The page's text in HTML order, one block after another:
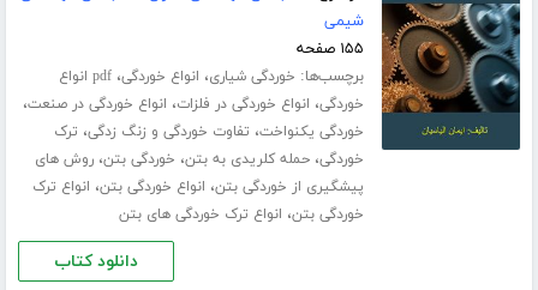
شیمی
۱۵۵ صفحه
برچسب‌ها: خوردگی شیاری، انواع خوردگی،
pdf انواع
خوردگی، انواع خوردگی در فلزات، انواع خوردگی در صنعت،
خوردگی یکنواخت، تفاوت خوردگی و زنگ زدگی، ترک
خوردگی،حمله کلریدی به بتن، خوردگی بتن،روش های
پیشگیری از خوردگی بتن، انواع خوردگی بتن، انواع ترک
خوردگی بتن، انواع ترک خوردگی های بتن
دانلود کتاب